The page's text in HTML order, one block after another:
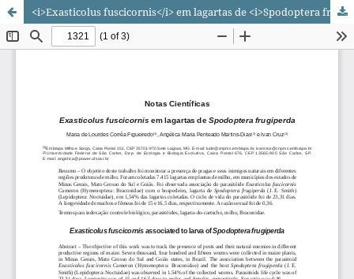
<i>Exasticolus fuscicornis</i> em lagartas de <i>Spodoptera frugiperda</i>